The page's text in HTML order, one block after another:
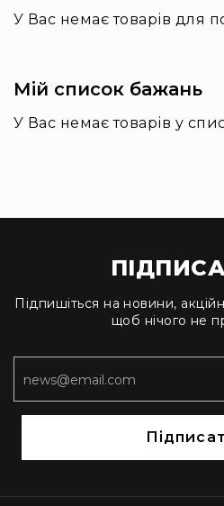
У Вас немає товарів для
Мій список бажань
У Вас немає товарів у
Підпишіться на новини,
щоб нічого не